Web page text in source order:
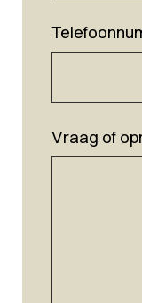
Vraag of